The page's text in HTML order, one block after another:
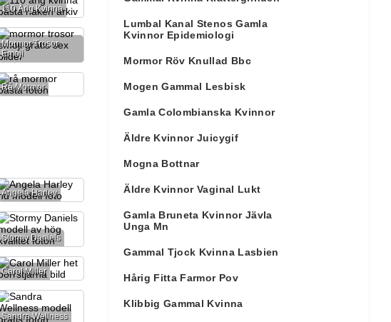
110 Årig Kvinna
Mormor Trosor
Emoji
Rå Mormor
Angela Harley
Stormy Daniels
Carol Miller
Sandra Wellness
Lumbal Kanal Stenos Gamla
Kvinnor Epidemiologi
Mormor Röv Knullad Bbc
Mogen Gammal Lesbisk
Gamla Colombianska Kvinnor
Äldre Kvinnor Juicygif
Mogna Bottnar
Äldre Kvinnor Vaginal Lukt
Gamla Bruneta Kvinnor Jävla
Unga Mn
Gammal Tjock Kvinna Lasbien
Hårig Fitta Farmor Pov
Klibbig Gammal Kvinna